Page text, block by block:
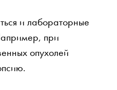
и лабораторные
при
опухолей